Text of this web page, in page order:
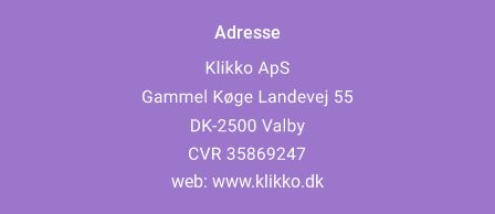
Adresse
web: www.klikko.dk